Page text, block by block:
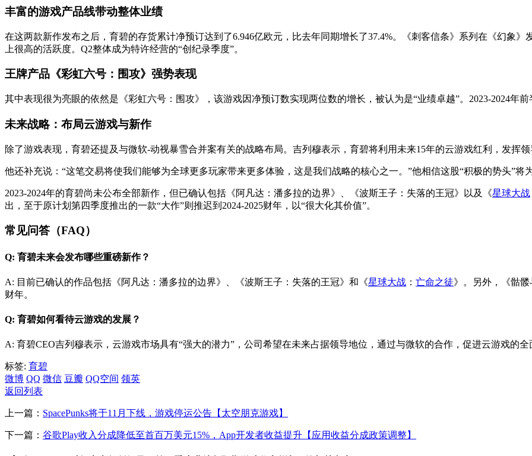
丰富的游戏产品线带动整体业绩
在这两款新作发布之后，育碧的存货累计净预订达到了6.946亿欧元，比去年同期增长了37.4%。《刺客信条》系列在《幻象
上很高的活跃度。Q2整体成为特许经营的“创纪录季度”。
王牌产品《彩虹六号：围攻》强势表现
其中表现很为亮眼的依然是《彩虹六号：围攻》，该游戏因净预订数实现两位数的增长，被认为是“业绩卓越”。2023-2024年
未来战略：布局云游戏与新作
除了游戏表现，育碧还提及与微软-动视暴雪合并案有关的战略布局。吉列穆表示，育碧将利用未来15年的云游戏红利，发挥
他还补充说：“这笔交易将使我们能够为全球更多玩家带来更多体验，这是我们战略的核心之一。”他相信这股“积极的势头”将
2023-2024年的育碧尚未公布全部新作，但已确认包括《阿凡达：潘多拉的边界》、《波斯王子：失落的王冠》以及《星球大战
出，至于原计划第四季度推出的一款“大作”则推迟到2024-2025财年，以“很大化其价值”。
常见问答（FAQ）
Q: 育碧未来会发布哪些重磅新作？
A: 目前已确认的作品包括《阿凡达：潘多拉的边界》、《波斯王子：失落的王冠》和《星球大战 ： 亡命之徒》。另外，《骷
财年。
Q: 育碧如何看待云游戏的发展？
A: 育碧CEO吉列穆表示，云游戏市场具有“强大的潜力”，公司希望在未来占据领导地位，通过与微软的合作，促进云游戏的全
标签: 育碧
微博 QQ 微信 豆瓣 QQ空间 领英
返回列表
上一篇： SpacePunks将于11月下线，游戏停运公告【太空朋克游戏】
下一篇： 谷歌Play收入分成降低至首百万美元15%，App开发者收益提升【应用收益分成政策调整】